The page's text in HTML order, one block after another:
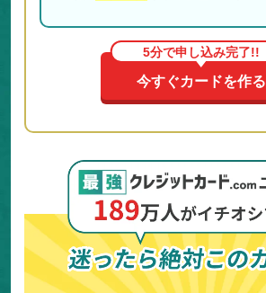
今すぐカードを作る
5分で申し込み完了!!